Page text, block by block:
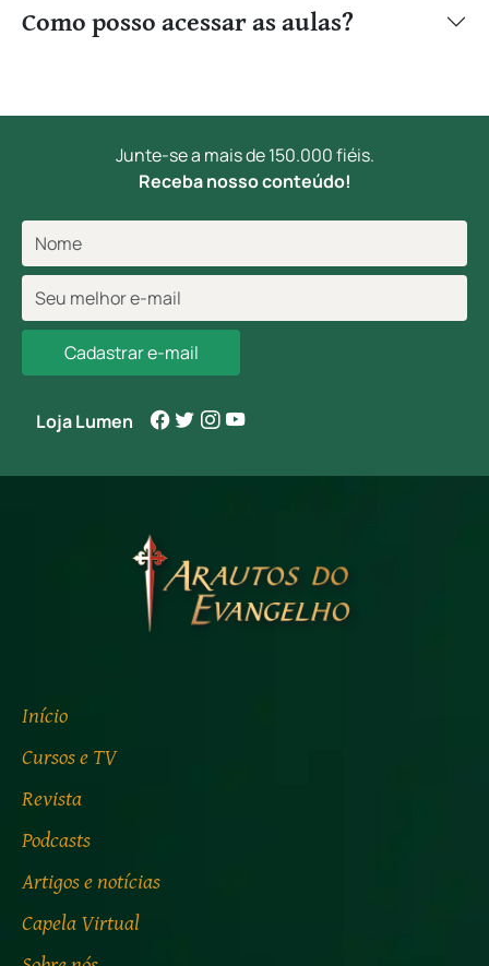
Como posso acessar as aulas?
Junte-se a mais de 150.000 fiéis.
Receba nosso conteúdo!
Cadastrar e-mail
Loja Lumen
Início
Cursos e TV
Revista
Podcasts
Artigos e notícias
Capela Virtual